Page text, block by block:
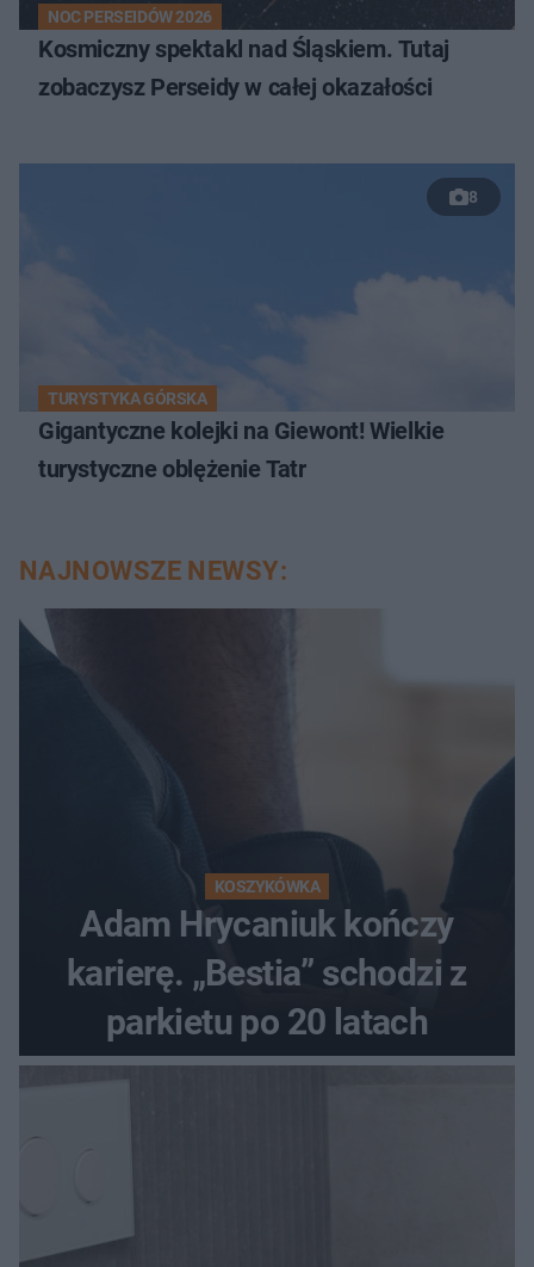
NOC PERSEIDÓW 2026
Kosmiczny spektakl nad Śląskiem. Tutaj
zobaczysz Perseidy w całej okazałości
8
TURYSTYKA GÓRSKA
Gigantyczne kolejki na Giewont! Wielkie
turystyczne oblężenie Tatr
NAJNOWSZE NEWSY:
KOSZYKÓWKA
Adam Hrycaniuk kończy
karierę. „Bestia” schodzi z
parkietu po 20 latach